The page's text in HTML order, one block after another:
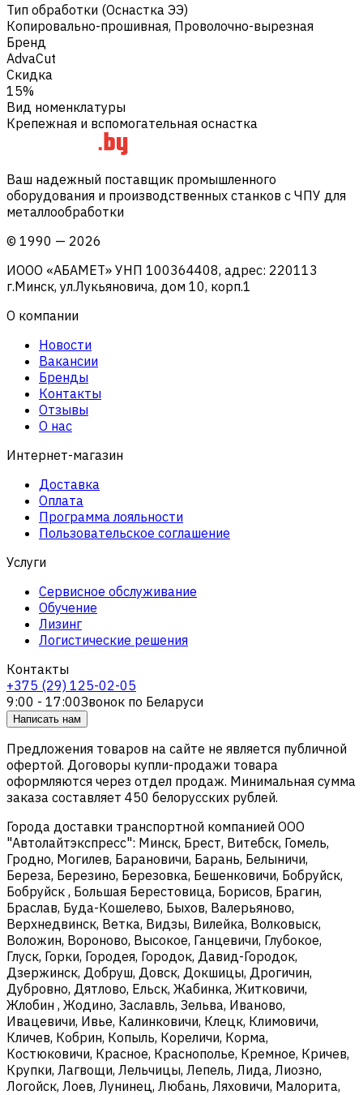
Тип обработки (Оснастка ЭЭ)
Копировально-прошивная, Проволочно-вырезная
Бренд
AdvaCut
Скидка
15%
Вид номенклатуры
Крепежная и вспомогательная оснастка
Ваш надежный поставщик промышленного
оборудования и производственных станков с ЧПУ для
металлообработки
© 1990 — 2026
ИООО «АБАМЕТ» УНП 100364408, адрес: 220113
г.Минск, ул.Лукьяновича, дом 10, корп.1
О компании
Новости
Вакансии
Бренды
Контакты
Отзывы
О нас
Интернет-магазин
Доставка
Оплата
Программа лояльности
Пользовательское соглашение
Услуги
Сервисное обслуживание
Обучение
Лизинг
Логистические решения
Контакты
+375 (29) 125-02-05
9:00 - 17:00Звонок по Беларуси
Написать нам
Предложения товаров на сайте не является публичной
офертой. Договоры купли-продажи товара
оформляются через отдел продаж. Минимальная сумма
заказа составляет 450 белорусских рублей.
Города доставки транспортной компанией ООО
"Автолайтэкспресс": Минск, Брест, Витебск, Гомель,
Гродно, Могилев, Барановичи, Барань, Белыничи,
Береза, Березино, Березовка, Бешенковичи, Бобруйск,
Бобруйск , Большая Берестовица, Борисов, Брагин,
Браслав, Буда-Кошелево, Быхов, Валерьяново,
Верхнедвинск, Ветка, Видзы, Вилейка, Волковыск,
Воложин, Вороново, Высокое, Ганцевичи, Глубокое,
Глуск, Горки, Городея, Городок, Давид-Городок,
Дзержинск, Добруш, Довск, Докшицы, Дрогичин,
Дубровно, Дятлово, Ельск, Жабинка, Житковичи,
Жлобин , Жодино, Заславль, Зельва, Иваново,
Ивацевичи, Ивье, Калинковичи, Клецк, Климовичи,
Кличев, Кобрин, Копыль, Кореличи, Корма,
Костюковичи, Красное, Краснополье, Кремное, Кричев,
Крупки, Лагвощи, Лельчицы, Лепель, Лида, Лиозно,
Логойск, Лоев, Лунинец, Любань, Ляховичи, Малорита,